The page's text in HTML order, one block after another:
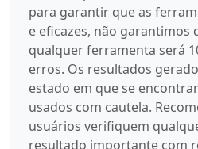
para garantir que as
e eficazes, não garantimos
qualquer ferramenta será
erros. Os resultados
estado em que se
usados com cautela.
usuários verifiquem
resultado importante com